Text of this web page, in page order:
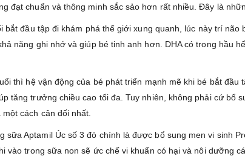
đạt chuẩn và thông minh sắc sảo hơn rất nhiều. Đây là
bắt đầu tập đi khám phá thế giới xung quanh, lúc này trí
năng ghi nhớ và giúp bé tinh anh hơn. DHA có trong hầu
thì hệ vận động của bé phát triển mạnh mẽ khi bé bắt
tăng trưởng chiều cao tối đa. Tuy nhiên, không phải cứ
cách cân đối nhất.
sữa Aptamil Úc số 3 đó chính là được bổ sung men vi sinh
vào trong sữa non sẽ ức chế vi khuẩn có hại và nôi dưỡng